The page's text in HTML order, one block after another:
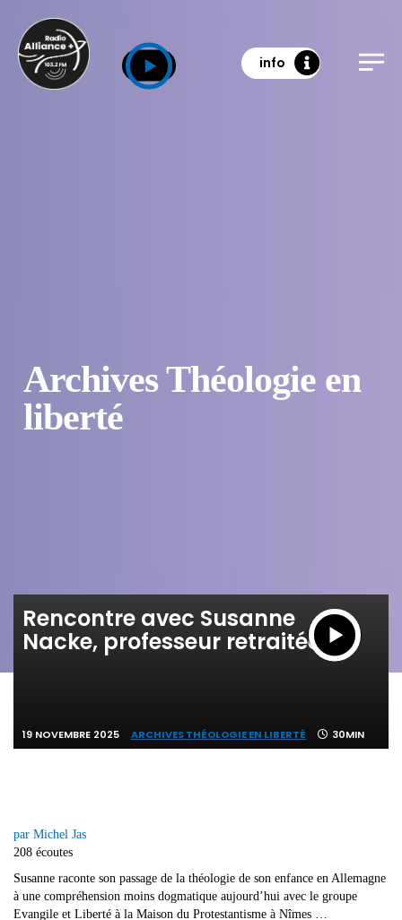
info
Archives Théologie en
liberté
Rencontre avec Susanne
Nacke, professeur retraitée
19 NOVEMBRE 2025 ARCHIVES THÉOLOGIE EN LIBERTÉ 30MIN
par Michel Jas
208 écoutes
Susanne raconte son passage de la théologie de son enfance en Allemagne
à une compréhension moins dogmatique aujourd’hui avec le groupe
Evangile et Liberté à la Maison du Protestantisme à Nîmes …